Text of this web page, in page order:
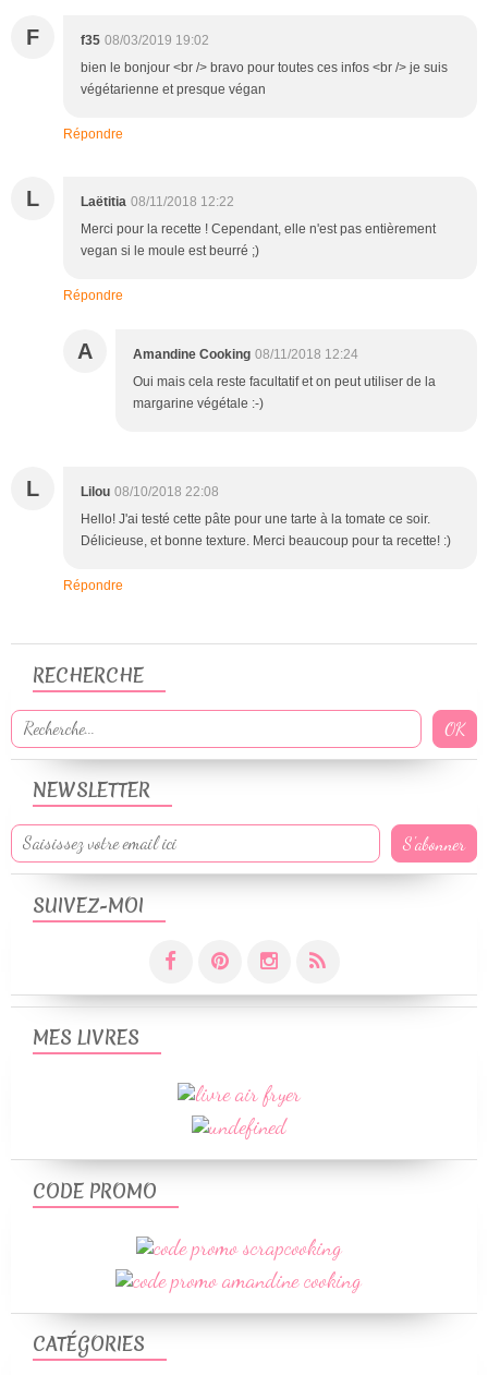
F f35 08/03/2019 19:02
bien le bonjour <br /> bravo pour toutes ces infos <br /> je suis
végétarienne et presque végan
Répondre
L Laëtitia 08/11/2018 12:22
Merci pour la recette ! Cependant, elle n'est pas entièrement
vegan si le moule est beurré ;)
Répondre
A Amandine Cooking 08/11/2018 12:24
Oui mais cela reste facultatif et on peut utiliser de la
margarine végétale :-)
L Lilou 08/10/2018 22:08
Hello! J'ai testé cette pâte pour une tarte à la tomate ce soir.
Délicieuse, et bonne texture. Merci beaucoup pour ta recette! :)
Répondre
NEWSLETTER
SUIVEZ-MOI
RECHERCHE
CATÉGORIES
MES LIVRES
CODE PROMO